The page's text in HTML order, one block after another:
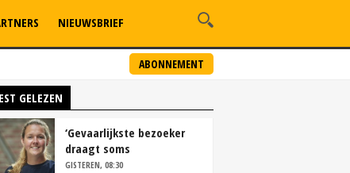
ABONNEMENT
NIEUWSBRIEF
GELEZEN
‘Gevaarlijkste bezoeker
draagt soms
overschoenen’
GISTEREN, 08:30